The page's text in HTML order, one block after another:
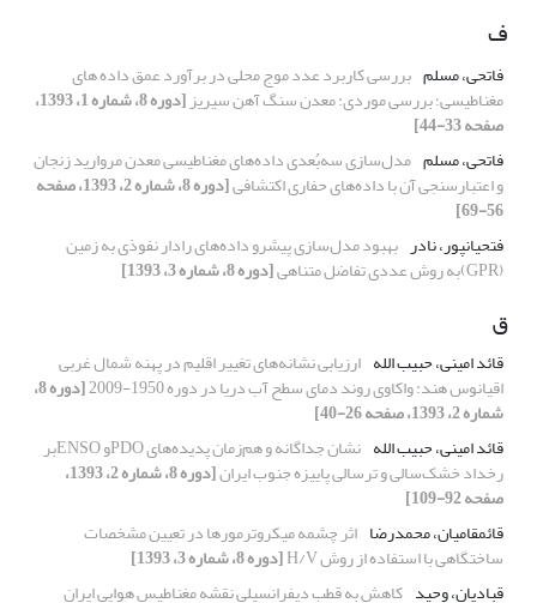
ف
فاتحی، مسلم بررسی کاربرد عدد موج محلی در برآورد عمق داده های
مغناطیسی؛ بررسی موردی: معدن سنگ آهن سیریز [دوره 8، شماره 1، 1393،
صفحه 33-44]
فاتحی، مسلم مدل‌سازی سه‌بُعدی داده‌های مغناطیسی معدن مروارید زنجان
و اعتبارسنجی آن با داده‌های حفاری اکتشافی [دوره 8، شماره 2، 1393، صفحه
56-69]
فتحیانپور، نادر بهبود مدل‌سازی پیشرو داده‌‌‌های رادار نفوذی به زمین
(GPR)به روش عددی تفاضل متناهی [دوره 8، شماره 3، 1393]
ق
قائد امینی، حبیب الله ارزیابی نشانه‌های تغییر اقلیم در پهنه شمال غربی
اقیانوس هند: واکاوی روند دمای سطح آب دریا در دوره 1950-2009 [دوره 8،
شماره 2، 1393، صفحه 26-40]
قائد امینی، حبیب الله
نشان جداگانه و هم‌زمان پدیده‌های PDOو ENSOبر
رخداد خشک‌سالی و ترسالی پاییزه جنوب ایران [دوره 8، شماره 2، 1393،
صفحه 92-109]
قائمقامیان، محمدرضا اثر چشمه میکروترمورها در تعیین مشخصات
ساختگاهی با استفاده از روش H/V
[دوره 8، شماره 3، 1393]
قبادیان، وحید کاهش به قطب دیفرانسیلی نقشه مغناطیس هوایی ایران